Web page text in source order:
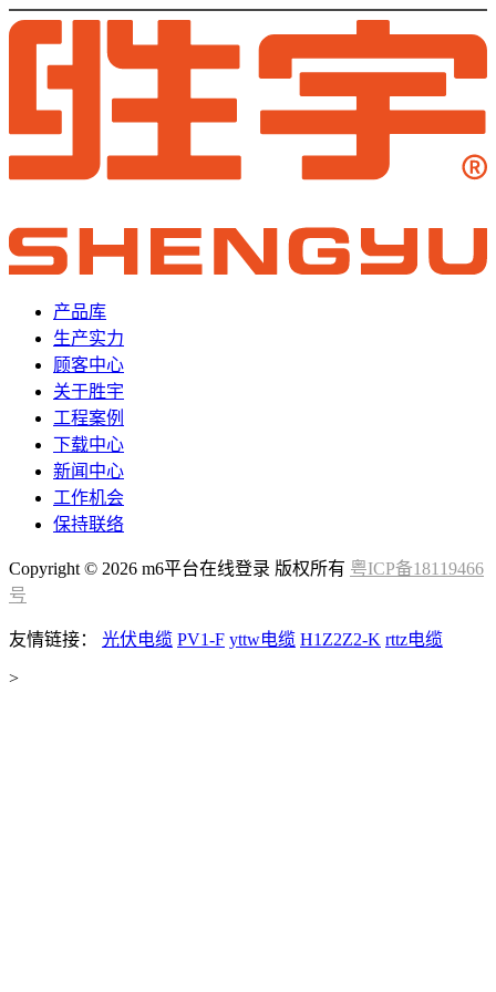
产品库
生产实力
顾客中心
关于胜宇
工程案例
下载中心
新闻中心
工作机会
保持联络
Copyright © 2026 m6平台在线登录 版权所有 粤ICP备18119466
号
友情链接： 光伏电缆 PV1-F yttw电缆 H1Z2Z2-K rttz电缆
>